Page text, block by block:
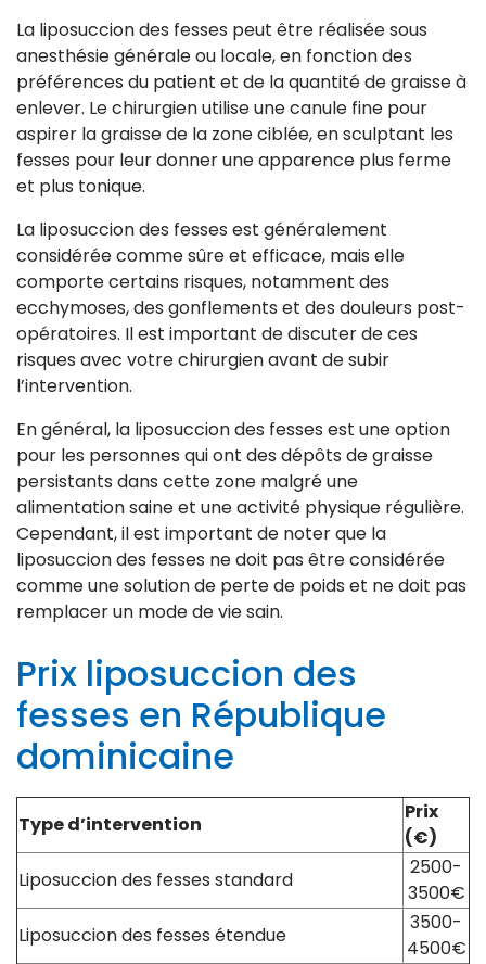
La liposuccion des fesses peut être réalisée sous
anesthésie générale ou locale, en fonction des
préférences du patient et de la quantité de graisse à
enlever. Le chirurgien utilise une canule fine pour
aspirer la graisse de la zone ciblée, en sculptant les
fesses pour leur donner une apparence plus ferme
et plus tonique.
La liposuccion des fesses est généralement
considérée comme sûre et efficace, mais elle
comporte certains risques, notamment des
ecchymoses, des gonflements et des douleurs post-
opératoires. Il est important de discuter de ces
risques avec votre chirurgien avant de subir
l’intervention.
En général, la liposuccion des fesses est une option
pour les personnes qui ont des dépôts de graisse
persistants dans cette zone malgré une
alimentation saine et une activité physique régulière.
Cependant, il est important de noter que la
liposuccion des fesses ne doit pas être considérée
comme une solution de perte de poids et ne doit pas
remplacer un mode de vie sain.
Prix liposuccion des
fesses en République
dominicaine
Type d’intervention
Prix
(€)
Liposuccion des fesses standard
2500-
3500€
Liposuccion des fesses étendue
3500-
4500€